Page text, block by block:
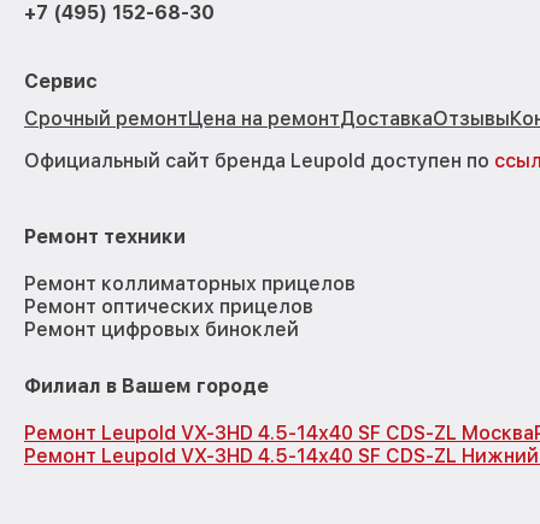
+7 (495) 152-68-30
Сервис
Срочный ремонтЦена на ремонтДоставкаОтзывы
Официальный сайт бренда Leupold доступен по
Ремонт техники
Ремонт коллиматорных прицелов
Ремонт оптических прицелов
Ремонт цифровых биноклей
Филиал в Вашем городе
Ремонт Leupold VX-3HD 4.5-14x40 SF CDS-ZL Москва
Ремонт Leupold VX-3HD 4.5-14x40 SF CDS-ZL